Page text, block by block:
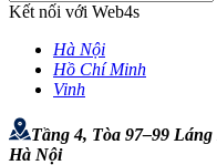
Kết nối với Web4s
Hà Nội
Hồ Chí Minh
Vinh
Tầng 4, Tòa 97–99
Hà Nội